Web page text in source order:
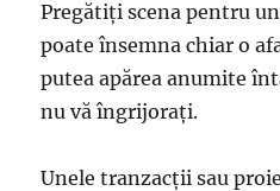
Pregătiţi scena pentru
poate însemna chiar o
putea apărea anumite
nu vă îngrijoraţi.
Unele tranzacţii sau